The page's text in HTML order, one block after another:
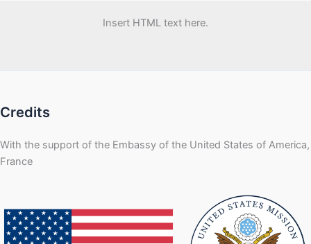
Insert HTML text here.
Credits
With the support of the Embassy of the United States of America,
France